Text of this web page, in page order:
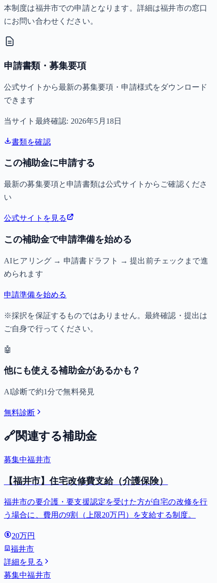
本制度は福井市での申請となります。詳細は福井市の窓口
にお問い合わせください。
申請書類・募集要項
公式サイトから最新の募集要項・申請様式をダウンロード
できます
当サイト最終確認: 2026年5月18日
書類を確認
この補助金に申請する
最新の募集要項と申請書類は公式サイトからご確認くださ
い
公式サイトを見る
この補助金で申請準備を始める
AIヒアリング → 申請書ドラフト → 提出前チェックまで進
められます
申請準備を始める
※採択を保証するものではありません。最終確認・提出は
ご自身で行ってください。
🤖
他にも使える補助金があるかも？
AI診断で約1分で無料発見
無料診断
🔗関連する補助金
募集中福井市
【福井市】住宅改修費支給（介護保険）
福井市の要介護・要支援認定を受けた方が自宅の改修を行
う場合に、費用の9割（上限20万円）を支給する制度。
20万円
福井市
詳細を見る
募集中福井市